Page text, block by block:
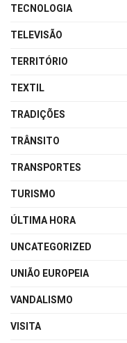
TECNOLOGIA
TELEVISÃO
TERRITÓRIO
TEXTIL
TRADIÇÕES
TRÂNSITO
TRANSPORTES
TURISMO
ÚLTIMA HORA
UNCATEGORIZED
UNIÃO EUROPEIA
VANDALISMO
VISITA